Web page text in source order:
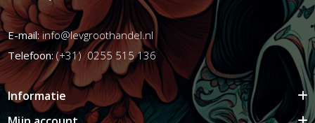
E-mail:info@levgroothandel.nl
Telefoon:(+31) 0255 515 136
Informatie